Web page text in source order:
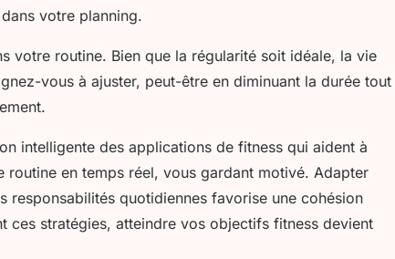
votre planning.
votre routine. Bien que la régularité soit idéale, la vie
vous à ajuster, peut-être en diminuant la durée tout
intelligente des applications de fitness qui aident à
routine en temps réel, vous gardant motivé. Adapter
responsabilités quotidiennes favorise une cohésion
ces stratégies, atteindre vos objectifs fitness devient